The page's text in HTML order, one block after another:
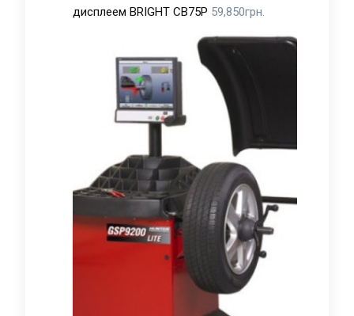
дисплеем BRIGHT CB75P 59,850грн.